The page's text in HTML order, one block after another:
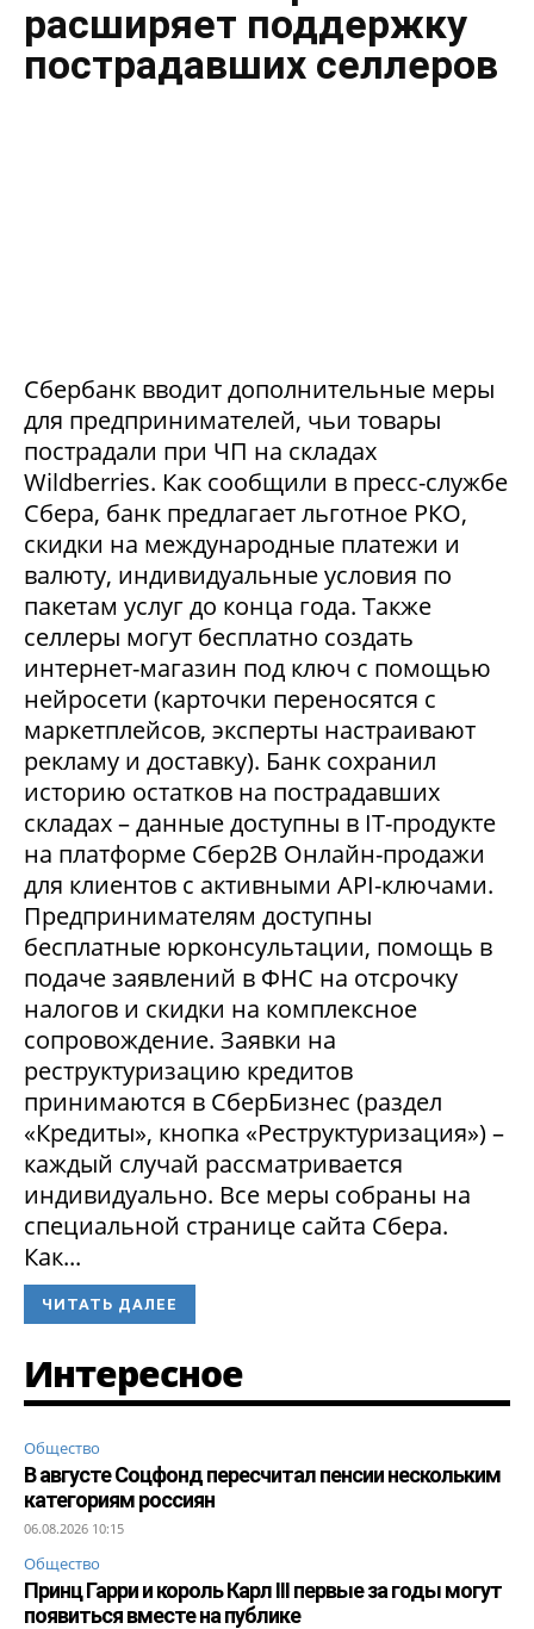
расширяет поддержку
пострадавших селлеров
Сбербанк вводит дополнительные меры
для предпринимателей, чьи товары
пострадали при ЧП на складах
Wildberries. Как сообщили в пресс-службе
Сбера, банк предлагает льготное РКО,
скидки на международные платежи и
валюту, индивидуальные условия по
пакетам услуг до конца года. Также
селлеры могут бесплатно создать
интернет-магазин под ключ с помощью
нейросети (карточки переносятся с
маркетплейсов, эксперты настраивают
рекламу и доставку). Банк сохранил
историю остатков на пострадавших
складах – данные доступны в IT-продукте
на платформе Сбер2В Онлайн-продажи
для клиентов с активными API-ключами.
Предпринимателям доступны
бесплатные юрконсультации, помощь в
подаче заявлений в ФНС на отсрочку
налогов и скидки на комплексное
сопровождение. Заявки на
реструктуризацию кредитов
принимаются в СберБизнес (раздел
«Кредиты», кнопка «Реструктуризация») –
каждый случай рассматривается
индивидуально. Все меры собраны на
специальной странице сайта Сбера.
Как...
ЧИТАТЬ ДАЛЕЕ
Интересное
Общество
В августе Соцфонд пересчитал пенсии нескольким
категориям россиян
06.08.2026 10:15
Общество
Принц Гарри и король Карл III первые за годы могут
появиться вместе на публике